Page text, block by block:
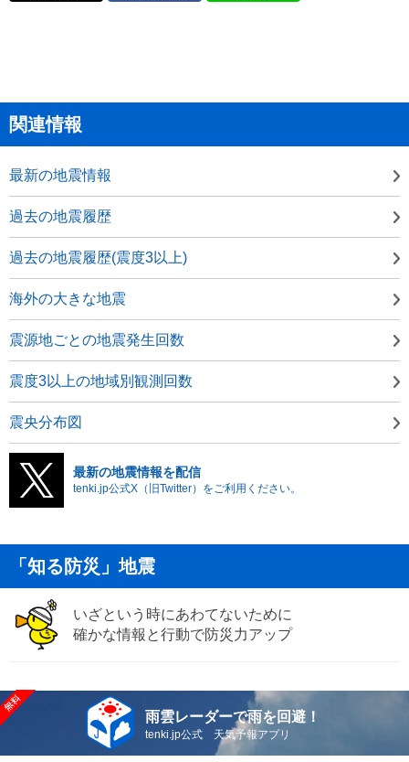
関連情報
最新の地震情報
過去の地震履歴
過去の地震履歴(震度3以上)
海外の大きな地震
震源地ごとの地震発生回数
震度3以上の地域別観測回数
震央分布図
最新の地震情報を配信
tenki.jp公式X（旧Twitter）をご利用ください。
「知る防災」地震
いざという時にあわてないために
確かな情報と行動で防災力アップ
雨雲レーダーで雨を回避！
tenki.jp公式 天気予報アプリ